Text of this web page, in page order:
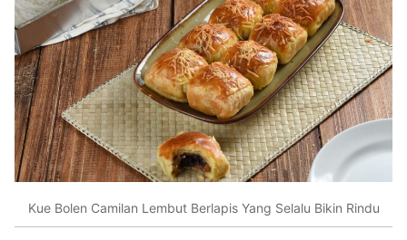
Kue Bolen Camilan Lembut Berlapis Yang Selalu Bikin Rindu